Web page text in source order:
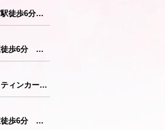
☆さいたま市 大宮駅徒歩6分 レディースシェービング☆
さいたま市 大宮駅徒歩6分 レディースシェービング『産毛をなくすことで花粉症対策につながります！』
大宮シェービング ティンカーベル『クレンジング』
さいたま市 大宮駅徒歩6分 レディースシェービング『仕上がりが格別のシェービングコース』